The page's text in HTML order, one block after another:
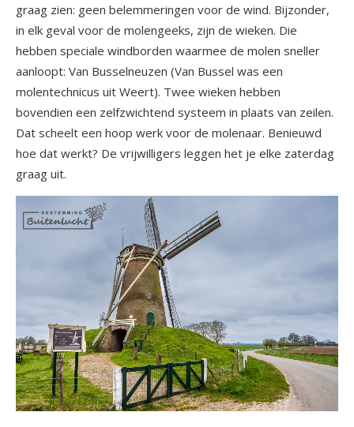
graag zien: geen belemmeringen voor de wind. Bijzonder,
in elk geval voor de molengeeks, zijn de wieken. Die
hebben speciale windborden waarmee de molen sneller
aanloopt: Van Busselneuzen (Van Bussel was een
molentechnicus uit Weert). Twee wieken hebben
bovendien een zelfzwichtend systeem in plaats van zeilen.
Dat scheelt een hoop werk voor de molenaar. Benieuwd
hoe dat werkt? De vrijwilligers leggen het je elke zaterdag
graag uit.